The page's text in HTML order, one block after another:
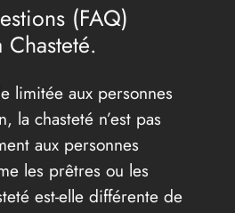
(FAQ)
limitée aux personnes
la chasteté n’est pas
aux personnes
les prêtres ou les
est-elle différente de